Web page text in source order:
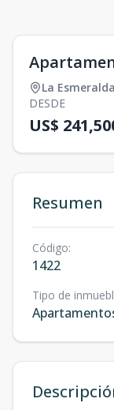
La Esmeralda
DESDE
US$
Resumen
Código:
1422
Tipo de